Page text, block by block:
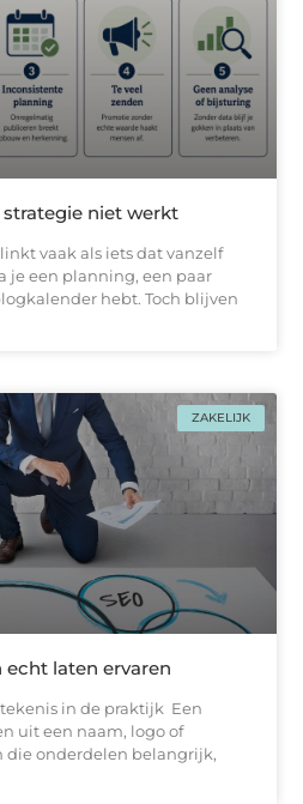
niet werkt
vaak als iets dat vanzelf
je een planning, een paar
hebt. Toch blijven
ZAKELIJK
echt laten ervaren
in de praktijk Een
uit een naam, logo of
onderdelen belangrijk,